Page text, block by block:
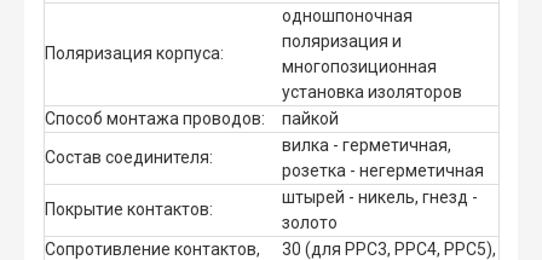
Поляризация корпуса:
одношпоночная
поляризация и
многопозиционная
установка изоляторов
Способ монтажа проводов:
пайкой
Состав соединителя:
вилка - герметичная,
розетка - негерметичная
Покрытие контактов:
штырей - никель, гнезд -
золото
Сопротивление контактов,
30 (для РРС3, РРС4, РРС5),